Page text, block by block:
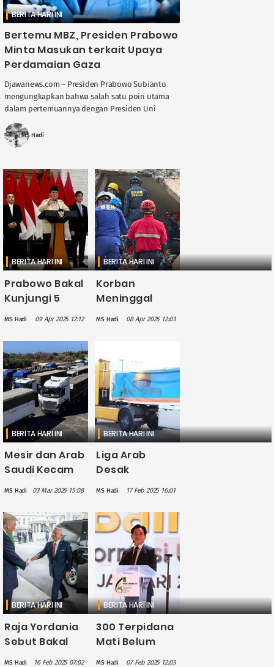
BERITA HARI INI
Bertemu MBZ, Presiden Prabowo
Minta Masukan terkait Upaya
Perdamaian Gaza
Djawanews.com – Presiden Prabowo Subianto
mengungkapkan bahwa salah satu poin utama
dalam pertemuannya dengan Presiden Uni
Emirat Arab (UEA) Sheikh Mohamed bin Zayed
(MBZ) Al Nahyan adalah ....
MS Hadi
BERITA HARI INI
Prabowo Bakal
Kunjungi 5
Negara Timur
Tengah Bahas
Evakuasi 1.000
Warga Gaza ke
Indonesia
MS Hadi 09 Apr 2025 12:12
BERITA HARI INI
Korban
Meninggal
Akibat Gempa
Myanmar
Orang, 160
Dinyatakan
Hilang
MS Hadi 08 Apr 2025 12:03
BERITA HARI INI
Mesir dan Arab
Saudi Kecam
Israel Blokir
Kemanusiaan
ke Gaza
MS Hadi 03 Mar 2025 15:08
BERITA HARI INI
Liga Arab
Desak
Komunitas
Tekan Israel
Tak Batasi
Akses Bantuan
Kemanusiaan
ke Gaza
MS Hadi 17 Feb 2025 16:01
BERITA HARI INI
Raja Yordania
Sebut Bakal
2.000 Anak-
MS Hadi 16 Feb 2025 07:02
BERITA HARI INI
300 Terpidana
Mati Belum
Dieksekusi,
MS Hadi 07 Feb 2025 12:03